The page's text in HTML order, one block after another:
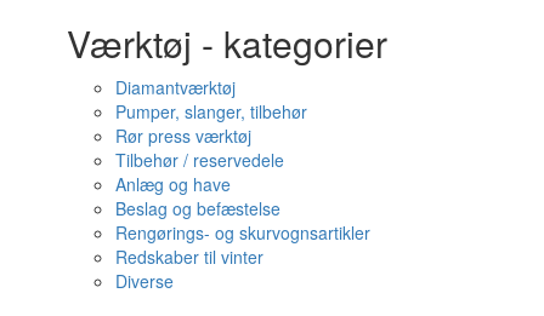
Værktøj - kategorier
Diamantværktøj
Pumper, slanger, tilbehør
Rør press værktøj
Tilbehør / reservedele
Anlæg og have
Beslag og befæstelse
Rengørings- og skurvognsartikler
Redskaber til vinter
Diverse